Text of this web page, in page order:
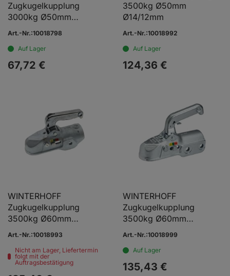
Zugkugelkupplung
3000kg Ø50mm
Ø12/12mm
Art.-Nr.:10018798
Auf Lager
67,72 €
3500kg Ø50mm
Ø14/12mm
Art.-Nr.:10018992
Auf Lager
124,36 €
WINTERHOFF
Zugkugelkupplung
3500kg Ø60mm
Ø12/12mm
Art.-Nr.:10018993
Nicht am Lager, Liefertermin
folgt mit der
Auftragsbestätigung
WINTERHOFF
Zugkugelkupplung
3500kg Ø60mm
Ø14/14mm
Art.-Nr.:10018999
Auf Lager
135,43 €